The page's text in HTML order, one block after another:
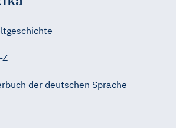
Z
der deutschen Sprache